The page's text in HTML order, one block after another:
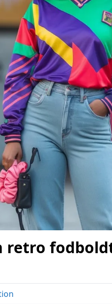
retro